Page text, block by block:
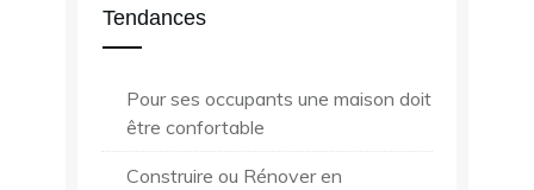
Tendances
Pour ses occupants une maison doit
être confortable
Construire ou Rénover en